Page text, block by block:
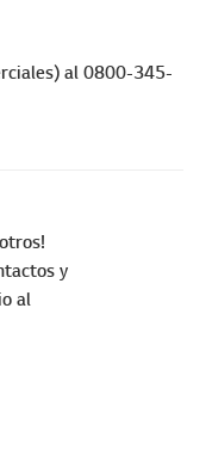
al 0800-345-
y
al